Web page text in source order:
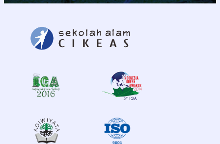
Post Views: 1,655
Bergabung Bersama
Kami